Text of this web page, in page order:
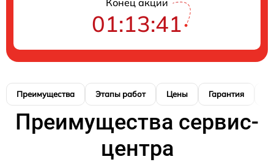
01:13:40
Преимущества Этапы работ Цены Гарантия
Преимущества сервис-
центра